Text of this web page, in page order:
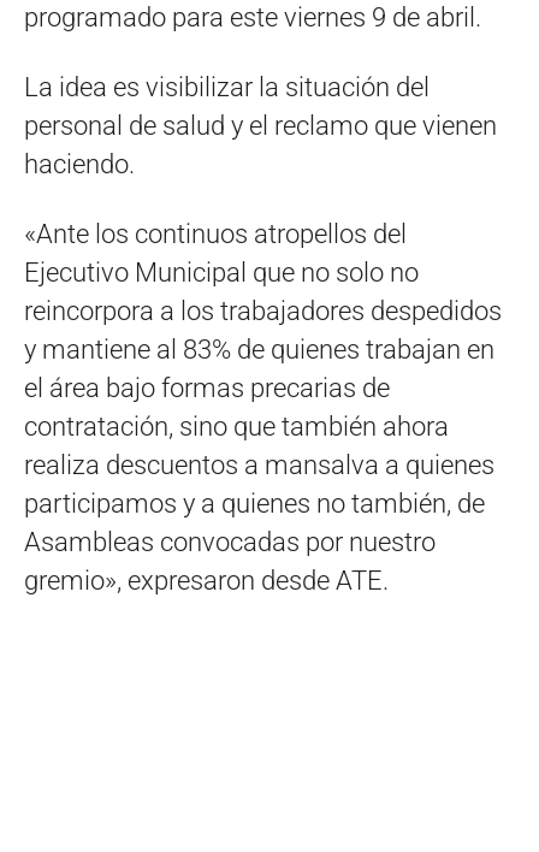
programado para este viernes 9 de abril.
La idea es visibilizar la situación del
personal de salud y el reclamo que vienen
haciendo.
«Ante los continuos atropellos del
Ejecutivo Municipal que no solo no
reincorpora a los trabajadores despedidos
y mantiene al 83% de quienes trabajan en
el área bajo formas precarias de
contratación, sino que también ahora
realiza descuentos a mansalva a quienes
participamos y a quienes no también, de
Asambleas convocadas por nuestro
gremio», expresaron desde ATE.